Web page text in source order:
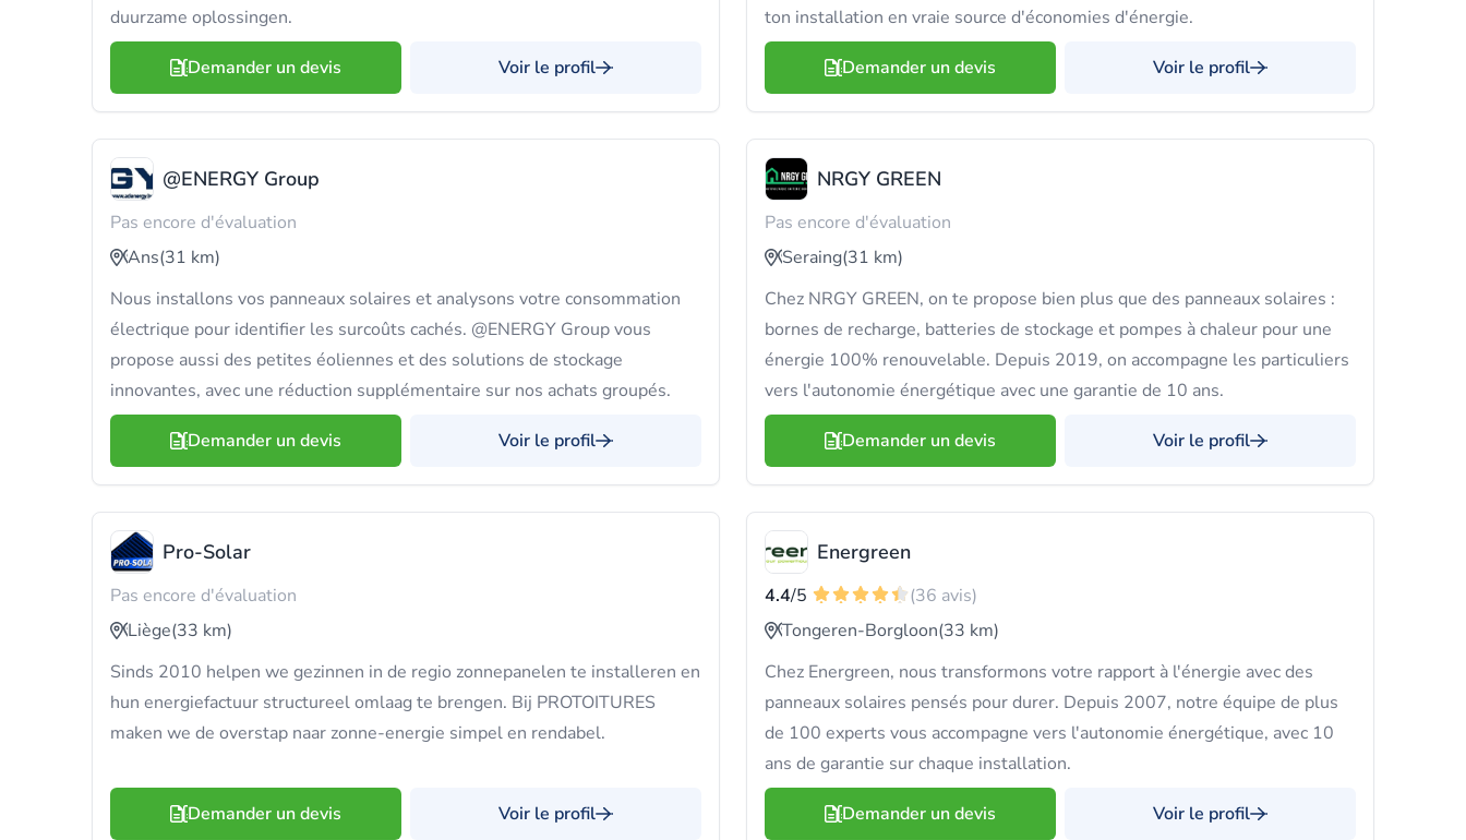
duurzame oplossingen.
Demander un devis Voir le profil
ton installation en vraie source d'économies d'énergie.
Demander un devis Voir le profil
@ENERGY Group
Pas encore d'évaluation
Ans(31 km)
Nous installons vos panneaux solaires et analysons votre consommation
électrique pour identifier les surcoûts cachés. @ENERGY Group vous
propose aussi des petites éoliennes et des solutions de stockage
innovantes, avec une réduction supplémentaire sur nos achats groupés.
Demander un devis Voir le profil
NRGY GREEN
Pas encore d'évaluation
Seraing(31 km)
Chez NRGY GREEN, on te propose bien plus que des panneaux solaires :
bornes de recharge, batteries de stockage et pompes à chaleur pour une
énergie 100% renouvelable. Depuis 2019, on accompagne les particuliers
vers l'autonomie énergétique avec une garantie de 10 ans.
Demander un devis Voir le profil
Pro-Solar
Pas encore d'évaluation
Liège(33 km)
Sinds 2010 helpen we gezinnen in de regio zonnepanelen te installeren en
hun energiefactuur structureel omlaag te brengen. Bij PROTOITURES
maken we de overstap naar zonne-energie simpel en rendabel.
Demander un devis Voir le profil
Energreen
4.4/5
(36 avis)
Tongeren-Borgloon(33 km)
Chez Energreen, nous transformons votre rapport à l'énergie avec des
panneaux solaires pensés pour durer. Depuis 2007, notre équipe de plus
de 100 experts vous accompagne vers l'autonomie énergétique, avec 10
ans de garantie sur chaque installation.
Demander un devis Voir le profil